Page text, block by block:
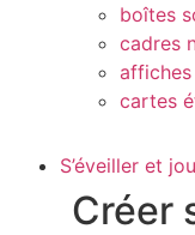
boîtes
cadres
affiches
cartes
S’éveiller et
Créer